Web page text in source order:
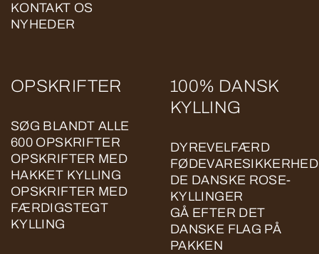
KONTAKT OS
NYHEDER
OPSKRIFTER
SØG BLANDT ALLE
600 OPSKRIFTER
OPSKRIFTER MED
HAKKET KYLLING
OPSKRIFTER MED
FÆRDIGSTEGT
KYLLING
100% DANSK
KYLLING
DYREVELFÆRD
FØDEVARESIKKERHED
DE DANSKE ROSE-
KYLLINGER
GÅ EFTER DET
DANSKE FLAG PÅ
PAKKEN